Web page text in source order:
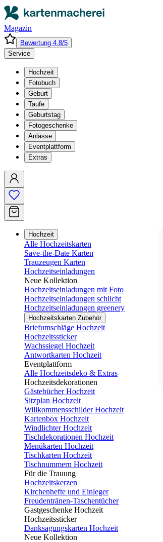
Magazin
Bewertung 4.8/5
Service
Hochzeit
Fotobuch
Geburt
Taufe
Geburtstag
Fotogeschenke
Anlässe
Eventplattform
Extras
Hochzeit
Alle Hochzeitskarten
Save-the-Date Karten
Trauzeugen Karten
Hochzeitseinladungen
Neue Kollektion
Hochzeitseinladungen mit Foto
Hochzeitseinladungen schlicht
Hochzeitseinladungen greenery
Hochzeitskarten Zubehör
Briefumschläge Hochzeit
Hochzeitssticker
Wachssiegel Hochzeit
Antwortkarten Hochzeit
Eventplattform
Alle Hochzeitsdeko & Extras
Hochzeitsdekorationen
Gästebücher Hochzeit
Sitzplan Hochzeit
Willkommensschilder Hochzeit
Kartenbox Hochzeit
Windlichter Hochzeit
Tischdekorationen Hochzeit
Menükarten Hochzeit
Tischkarten Hochzeit
Tischnummern Hochzeit
Für die Trauung
Hochzeitskerzen
Kirchenhefte und Einleger
Freudentränen-Taschentücher
Gastgeschenke Hochzeit
Hochzeitssticker
Danksagungskarten Hochzeit
Neue Kollektion